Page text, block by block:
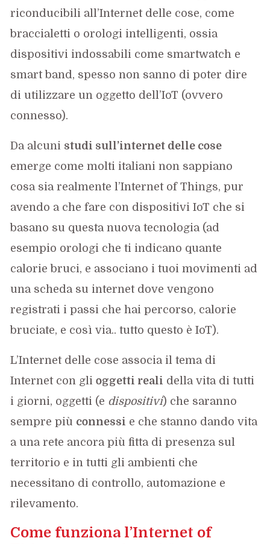
riconducibili all’Internet delle cose, come
braccialetti o orologi intelligenti, ossia
dispositivi indossabili come smartwatch e
smart band, spesso non sanno di poter dire
di utilizzare un oggetto dell’IoT (ovvero
connesso).
Da alcuni studi sull’internet delle cose
emerge come molti italiani non sappiano
cosa sia realmente l’Internet of Things, pur
avendo a che fare con dispositivi IoT che si
basano su questa nuova tecnologia (ad
esempio orologi che ti indicano quante
calorie bruci, e associano i tuoi movimenti ad
una scheda su internet dove vengono
registrati i passi che hai percorso, calorie
bruciate, e così via.. tutto questo è IoT).
L’Internet delle cose associa il tema di
Internet con glioggetti reali della vita di tutti
i giorni, oggetti (e dispositivi) che saranno
sempre più connessi e che stanno dando vita
a una rete ancora più fitta di presenza sul
territorio e in tutti gli ambienti che
necessitano di controllo, automazione e
rilevamento.
Come funziona l’Internet of